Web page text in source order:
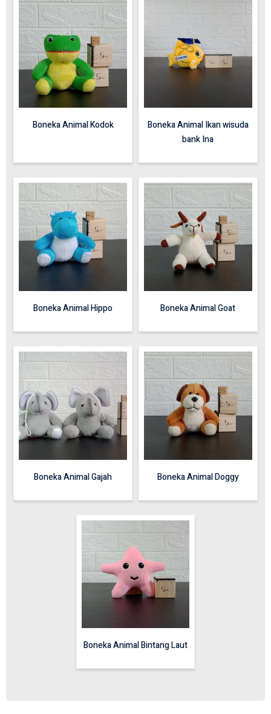
Boneka Animal Kodok
Boneka Animal Ikan wisuda
bank Ina
Boneka Animal Hippo Boneka Animal Goat
Boneka Animal Gajah Boneka Animal Doggy
Boneka Animal Bintang Laut